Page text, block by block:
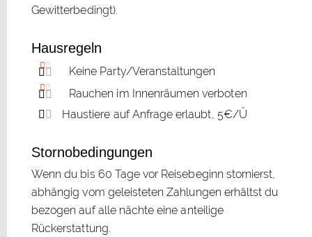
Gewitterbedingt).
Hausregeln
Keine Party/Veranstaltungen
Rauchen im Innenräumen verboten
Haustiere auf Anfrage erlaubt, 5€/Ü
Stornobedingungen
Wenn du bis 60 Tage vor Reisebeginn stornierst,
abhängig vom geleisteten Zahlungen erhältst du
bezogen auf alle nächte eine anteilige
Rückerstattung.